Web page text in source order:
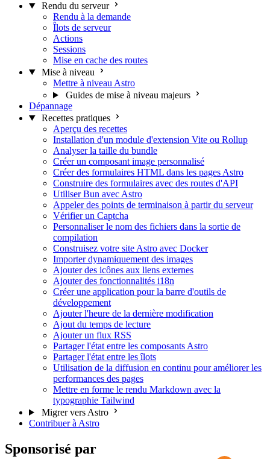
Rendu du serveur
Rendu à la demande
Îlots de serveur
Actions
Sessions
Mise en cache des routes
Mise à niveau
Mettre à niveau Astro
Guides de mise à niveau majeurs
Dépannage
Recettes pratiques
Aperçu des recettes
Installation d'un module d'extension Vite ou Rollup
Analyser la taille du bundle
Créer un composant image personnalisé
Créer des formulaires HTML dans les pages Astro
Construire des formulaires avec des routes d'API
Utiliser Bun avec Astro
Appeler des points de terminaison à partir du serveur
Vérifier un Captcha
Personnaliser le nom des fichiers dans la sortie de
compilation
Construisez votre site Astro avec Docker
Importer dynamiquement des images
Ajouter des icônes aux liens externes
Ajouter des fonctionnalités i18n
Créer une application pour la barre d'outils de
développement
Ajouter l'heure de la dernière modification
Ajout du temps de lecture
Ajouter un flux RSS
Partager l'état entre les composants Astro
Partager l'état entre les îlots
Utilisation de la diffusion en continu pour améliorer les
performances des pages
Mettre en forme le rendu Markdown avec la
typographie Tailwind
Migrer vers Astro
Contribuer à Astro
Sponsorisé par